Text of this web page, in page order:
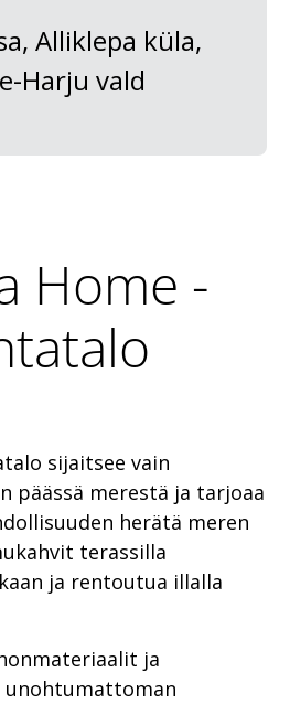
Alliklepa küla,
Harju vald
Home -
sijaitsee vain
päässä merestä ja tarjoaa
herätä meren
terassilla
ja rentoutua illalla
ja
unohtumattoman